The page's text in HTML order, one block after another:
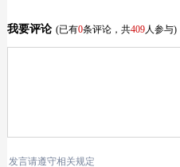
我要评论 (已有0条评论，共409人参与)
发言请遵守相关规定